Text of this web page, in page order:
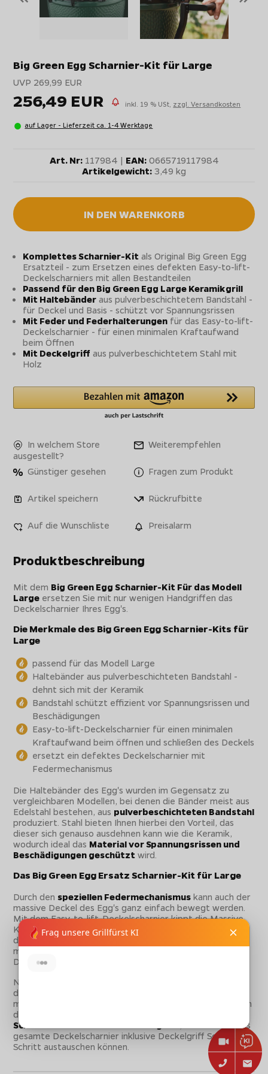
Big Green Egg Scharnier-Kit für Large
UVP 269,99 EUR
256,49 EUR inkl. 19 % USt, zzgl. Versandkosten
auf Lager - Lieferzeit ca. 1-4 Werktage
Art. Nr:117984 | EAN:0665719117984
Artikelgewicht: 3,49 kg
IN DEN WARENKORB
Komplettes Scharnier-Kit als Original Big Green Egg
Ersatzteil - zum Ersetzen eines defekten Easy-to-lift-
Deckelscharniers mit allen Bestandteilen
Passend für den Big Green Egg Large Keramikgrill
Mit Haltebänder aus pulverbeschichtetem Bandstahl -
für Deckel und Basis - schützt vor Spannungsrissen
Mit Feder und Federhalterungen für das Easy-to-lift-
Deckelscharnier - für einen minimalen Kraftaufwand
beim Öffnen
Mit Deckelgriff aus pulverbeschichtetem Stahl mit
Holz
In welchem Store
ausgestellt?
Weiterempfehlen
Günstiger gesehen Fragen zum Produkt
Artikel speichern Rückrufbitte
Auf die Wunschliste Preisalarm
Produktbeschreibung
Mit dem Big Green Egg Scharnier-Kit Für das Modell
Large ersetzen Sie mit nur wenigen Handgriffen das
Deckelscharnier Ihres Egg's.
Die Merkmale des Big Green Egg Scharnier-Kits für
Large
passend für das Modell Large
Haltebänder aus pulverbeschichteten Bandstahl -
dehnt sich mit der Keramik
Bandstahl schützt effizient vor Spannungsrissen und
Beschädigungen
Easy-to-lift-Deckelscharnier für einen minimalen
Kraftaufwand beim öffnen und schließen des Deckels
ersetzt ein defektes Deckelscharnier mit
Federmechanismus
Die Haltebänder des Egg's wurden im Gegensatz zu
vergleichbaren Modellen, bei denen die Bänder meist aus
Edelstahl bestehen, aus pulverbeschichteten Bandstahl
produziert. Stahl bieten Ihnen hierbei den Vorteil, das
dieser sich genauso ausdehnen kann wie die Keramik,
wodurch ideal das Material vor Spannungsrissen und
Beschädigungen geschützt wird.
Das Big Green Egg Ersatz Scharnier-Kit für Large
Durch den speziellen Federmechanismus kann auch der
massive Deckel des Egg's ganz einfach bewegt werden.
Mit dem Easy-to-lift-Deckelscharnier kippt die Massive
Kuppel teilweise hinter die Keramikbasis. Dadurch wird
der Schwerpunkt des Deckels
verlagert, so das mit nur
minimalen Aufwand oder auch nur mit einer Hand der
Deckel geöffnet werden kann.
Nach einer langen Nutzungsdauer kann es passieren, das
die Federn an Zugkraft verlieren, wodurch Sie deutlich
mehr Kraft aufwenden müssen zum Öffnen und schließen
des Deckels. Hierfür bietet Big Green Egg das passende
Scharnier-Kit für das Modell Large
an, mit dem Sie das
gesamte Deckelscharnier inklusive Deckelgriff Schritt für
Schritt austauschen können.